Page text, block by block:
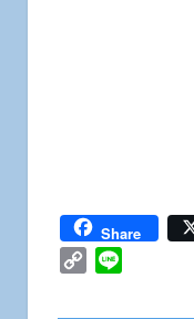
Share
Copy